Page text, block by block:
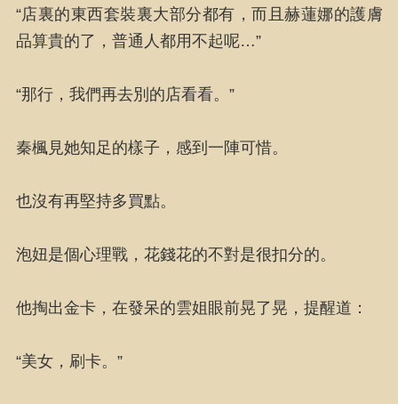
“店裏的東西套裝裏大部分都有，而且赫蓮娜的護膚
品算貴的了，普通人都用不起呢…”
“那行，我們再去別的店看看。”
秦楓見她知足的樣子，感到一陣可惜。
也沒有再堅持多買點。
泡妞是個心理戰，花錢花的不對是很扣分的。
他掏出金卡，在發呆的雲姐眼前晃了晃，提醒道：
“美女，刷卡。”